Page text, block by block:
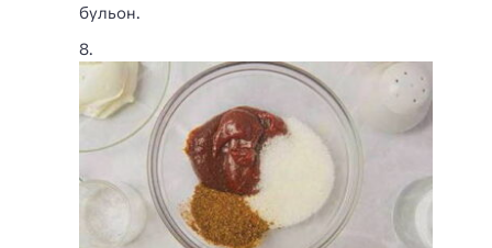
бульон.